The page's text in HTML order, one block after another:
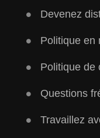
Devenez
Politique en
Politique de
Questions
Travaillez